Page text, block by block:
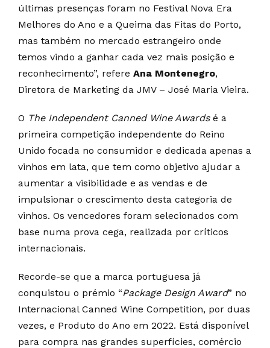
últimas presenças foram no Festival Nova Era
Melhores do Ano e a Queima das Fitas do Porto,
mas também no mercado estrangeiro onde
temos vindo a ganhar cada vez mais posição e
reconhecimento”, refere Ana Montenegro,
Diretora de Marketing da JMV – José Maria Vieira.
O The Independent Canned Wine Awardsé a
primeira competição independente do Reino
Unido focada no consumidor e dedicada apenas a
vinhos em lata, que tem como objetivo ajudar a
aumentar a visibilidade e as vendas e de
impulsionar o crescimento desta categoria de
vinhos. Os vencedores foram selecionados com
base numa prova cega, realizada por críticos
internacionais.
Recorde-se que a marca portuguesa já
conquistou o prémio “Package Design Award” no
Internacional Canned Wine Competition, por duas
vezes, e Produto do Ano em 2022. Está disponível
para compra nas grandes superfícies, comércio